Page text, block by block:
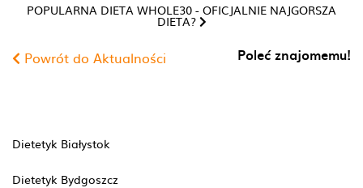
POPULARNA DIETA WHOLE30 - OFICJALNIE NAJGORSZA
DIETA?
Powrót do Aktualności Poleć znajomemu!
Dietetyk Białystok
Dietetyk Bydgoszcz